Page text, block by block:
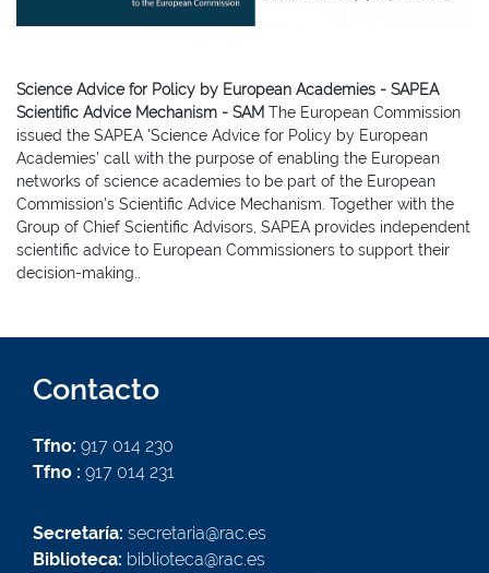
Science Advice for Policy by European Academies - SAPEA
Scientific Advice Mechanism - SAM The European Commission
issued the SAPEA 'Science Advice for Policy by European
Academies' call with the purpose of enabling the European
networks of science academies to be part of the European
Commission's Scientific Advice Mechanism. Together with the
Group of Chief Scientific Advisors, SAPEA provides independent
scientific advice to European Commissioners to support their
decision-making..
Contacto
Tfno: 917 014 230
Tfno : 917 014 231
Secretaría: secretaria@rac.es
Biblioteca: biblioteca@rac.es